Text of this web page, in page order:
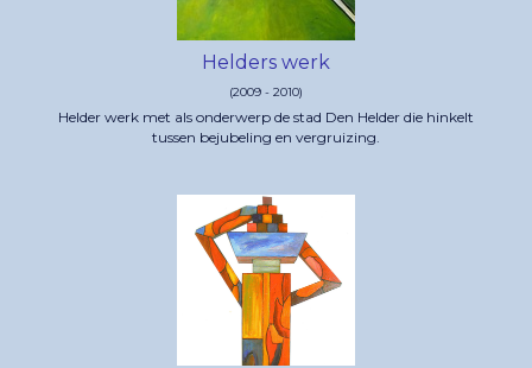
Helders werk
(2009 - 2010)
Helder werk met als onderwerp de stad Den Helder die hinkelt
tussen bejubeling en vergruizing.